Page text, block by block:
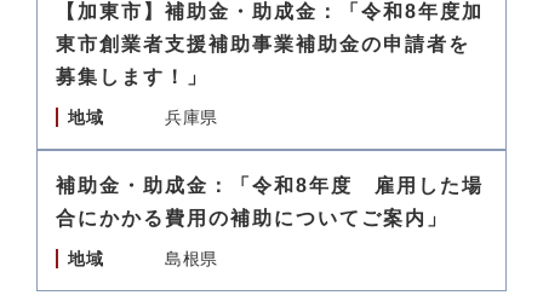
【加東市】補助金・助成金：「令和8年度加
東市創業者支援補助事業補助金の申請者を
募集します！」
地域 兵庫県
補助金・助成金：「令和8年度 雇用した場
合にかかる費用の補助についてご案内」
地域 島根県